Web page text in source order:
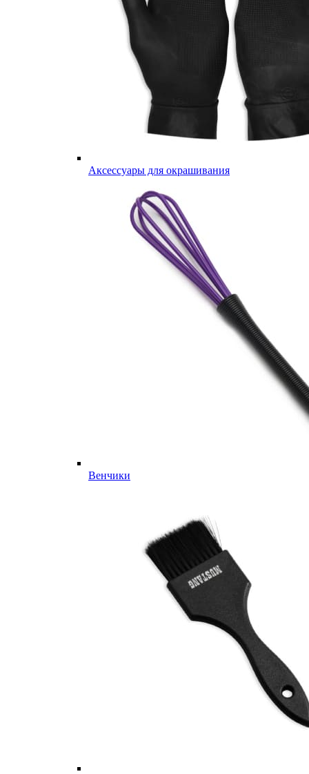
Аксессуары для окрашивания
Венчики